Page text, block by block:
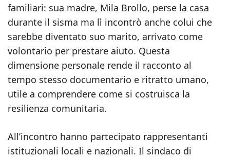
familiari: sua madre, Mila Brollo, perse la casa
durante il sisma ma lì incontrò anche colui che
sarebbe diventato suo marito, arrivato come
volontario per prestare aiuto. Questa
dimensione personale rende il racconto al
tempo stesso documentario e ritratto umano,
utile a comprendere come si costruisca la
resilienza comunitaria.
All’incontro hanno partecipato rappresentanti
istituzionali locali e nazionali. Il sindaco di